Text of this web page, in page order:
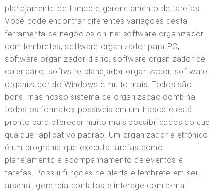
planejamento de tempo e gerenciamento de tarefas.
Você pode encontrar diferentes variações desta
ferramenta de negócios online: software organizador
com lembretes, software organizador para PC,
software organizador diário, software organizador de
calendário, software planejador organizador, software
organizador do Windows e muito mais. Todos são
bons, mas nosso sistema de organização combina
todos os formatos possíveis em um frasco e está
pronto para oferecer muito mais possibilidades do que
qualquer aplicativo padrão. Um organizador eletrônico
é um programa que executa tarefas como
planejamento e acompanhamento de eventos e
tarefas. Possui funções de alerta e lembrete em seu
arsenal, gerencia contatos e interage com e-mail.